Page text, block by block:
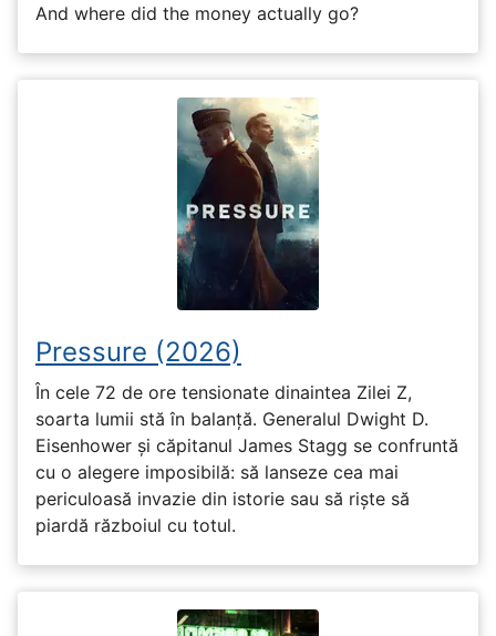
And where did the money actually go?
Pressure (2026)
În cele 72 de ore tensionate dinaintea Zilei Z,
soarta lumii stă în balanță. Generalul Dwight D.
Eisenhower și căpitanul James Stagg se confruntă
cu o alegere imposibilă: să lanseze cea mai
periculoasă invazie din istorie sau să riște să
piardă războiul cu totul.